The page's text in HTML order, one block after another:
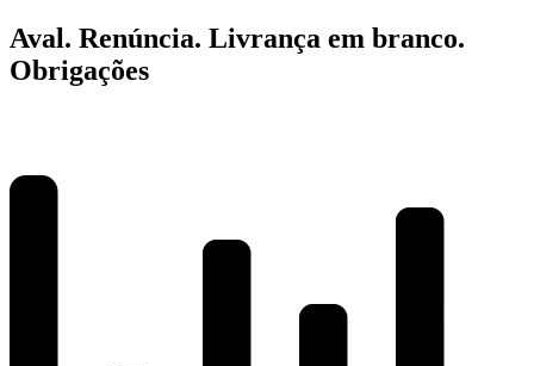
Aval. Renúncia. Livrança em branco.
Obrigações